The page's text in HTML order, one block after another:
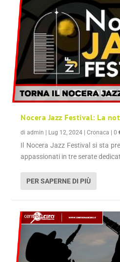
Nocera Jazz Festival: La
diadmin Lug 12, 2024 |Cronaca |0
Il Nocera Jazz Festival si sta
appassionati in tre serate
PER SAPERNE DI PIÙ